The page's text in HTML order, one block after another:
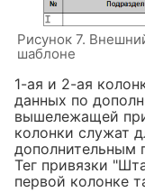
Рисунок 7.
шаблоне
1-ая и 2-ая
данных по
вышележащей
колонки служат
дополнительным
Тег привязки
первой колонке